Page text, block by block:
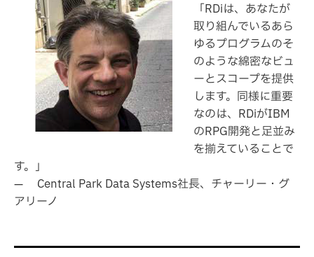
「RDiは、あなたが
取り組んでいるあら
ゆるプログラムのそ
のような綿密なビュ
ーとスコープを提供
します。同様に重要
なのは、RDiがIBM
のRPG開発と足並み
を揃えていることで
す。」
— Central Park Data Systems社長、チャーリー・グ
アリーノ